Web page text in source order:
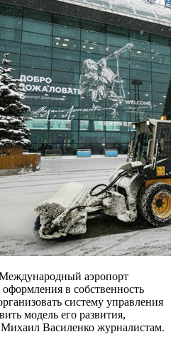
аэропорт
в собственность
систему управления
модель его развития,
Василенко журналистам.